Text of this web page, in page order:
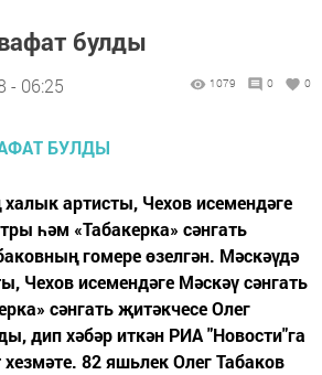
булды
- 06:25 1079 0 0
артисты, Чехов исемендәге
һәм «Табакерка» сәнгать
гомере өзелгән. Мәскәүдә
Чехов исемендәге Мәскәү сәнгать
сәнгать җитәкчесе Олег
дип хәбәр иткән РИА "Новости"га
82 яшьлек Олег Табаков